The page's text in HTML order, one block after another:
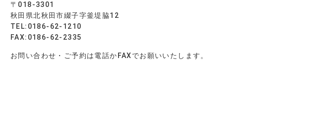
〒018-3301
秋田県北秋田市綴子字釜堤脇12
TEL:0186-62-1210
FAX:0186-62-2335
お問い合わせ・ご予約は電話かFAXでお願いいたします。